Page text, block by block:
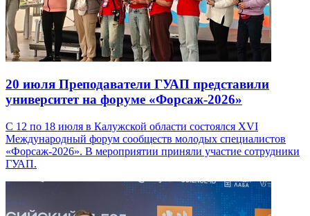
20 июля Преподаватели ГУАП представили
университет на форуме «Форсаж-2026»
С 12 по 18 июля в Калужской области состоялся XVI
Международный форум сообществ молодых специалистов
«Форсаж-2026». В мероприятии приняли участие сотрудники
ГУАП.